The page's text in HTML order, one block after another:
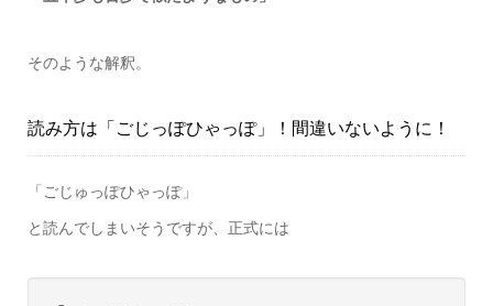
そのような解釈。
読み方は「ごじっぽひゃっぽ」！間違いないように！
「ごじゅっぽひゃっぽ」
と読んでしまいそうですが、正式には